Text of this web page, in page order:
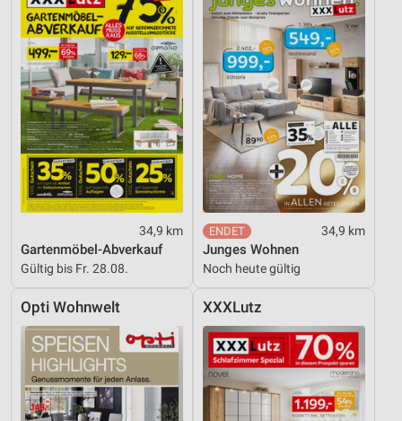
34,9 km
Gartenmöbel-Abverkauf
Gültig bis Fr. 28.08.
34,9 km
Junges Wohnen
Noch heute gültig
Opti Wohnwelt XXXLutz